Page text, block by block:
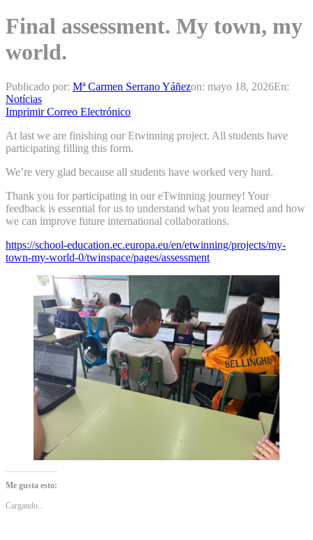
Final assessment. My town, my
world.
Publicado por: Mª Carmen Serrano Yáñezon: mayo 18, 2026En:
Notícias
Imprimir Correo Electrónico
At last we are finishing our Etwinning project. All students have
participating filling this form.
We’re very glad because all students have worked very hard.
Thank you for participating in our eTwinning journey! Your
feedback is essential for us to understand what you learned and how
we can improve future international collaborations.
https://school-education.ec.europa.eu/en/etwinning/projects/my-
town-my-world-0/twinspace/pages/assessment
Me gusta esto:
Cargando...